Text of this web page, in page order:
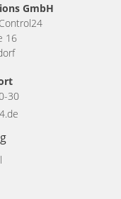
GmbH
16
30